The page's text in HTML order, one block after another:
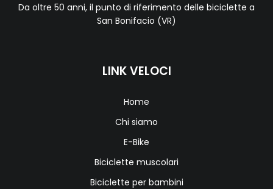
Da oltre 50 anni, il punto di riferimento delle biciclette a
San Bonifacio (VR)
LINK VELOCI
Home
Chi siamo
E-Bike
Biciclette muscolari
Biciclette per bambini